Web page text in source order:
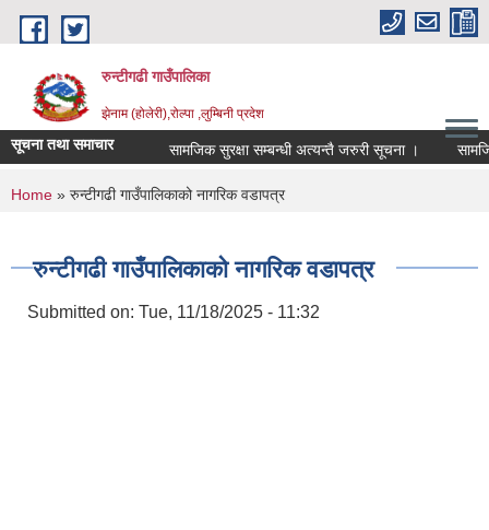
Skip to main content
रुन्टीगढी गाउँपालिका
झेनाम (होलेरी),रोल्पा ,लुम्बिनी प्रदेश
सूचना तथा समाचार सामजिक सुरक्षा सम्बन्धी अत्यन्तै जरुरी सूचना । सामजिक
You are here
Home » रुन्टीगढी गाउँपालिकाको नागरिक वडापत्र
रुन्टीगढी गाउँपालिकाको नागरिक वडापत्र
Submitted on: Tue, 11/18/2025 - 11:32